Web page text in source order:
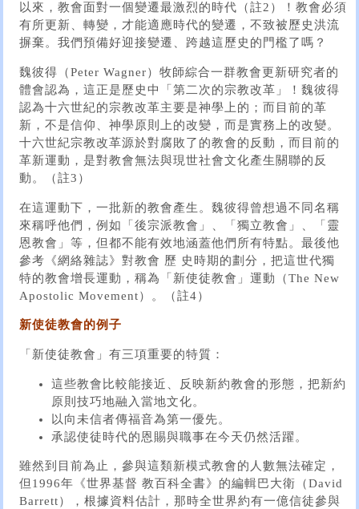
以來，教會面對一個變遷最激烈的時代（註2）！教會必須
有所更新、轉變，才能適應時代的變遷，不致被歷史洪流
摒棄。我們預備好迎接變遷、跨越這歷史的門檻了嗎？
魏彼得（Peter Wagner）牧師綜合一群教會更新研究者的
體會認為，這正是歷史中「第二次的宗教改革」！魏彼得
認為十六世紀的宗教改革主要是神學上的；而目前的革
新，不是信仰、神學原則上的改變，而是實務上的改變。
十六世紀宗教改革源於對腐敗了的教會的反動，而目前的
革新運動，是對教會無法與現世社會文化產生關聯的反
動。（註3）
在這運動下，一批新的教會產生。魏彼得曾想過不同名稱
來稱呼他們，例如「後宗派教會」、「獨立教會」、「靈
恩教會」等，但都不能有效地涵蓋他們所有特點。最後他
參考《網絡雜誌》對教會 歷 史時期的劃分，把這世代獨
特的教會增長運動，稱為「新使徒教會」運動（The New
Apostolic Movement）。（註4）
新使徒教會的例子
「新使徒教會」有三項重要的特質：
這些教會比較能接近、反映新約教會的形態，把新約
原則技巧地融入當地文化。
以向未信者傳福音為第一優先。
承認使徒時代的恩賜與職事在今天仍然活躍。
雖然到目前為止，參與這類新模式教會的人數無法確定，
但1996年《世界基督 教百科全書》的編輯巴大衛（David
Barrett），根據資料估計，那時全世界約有一億信徒參與